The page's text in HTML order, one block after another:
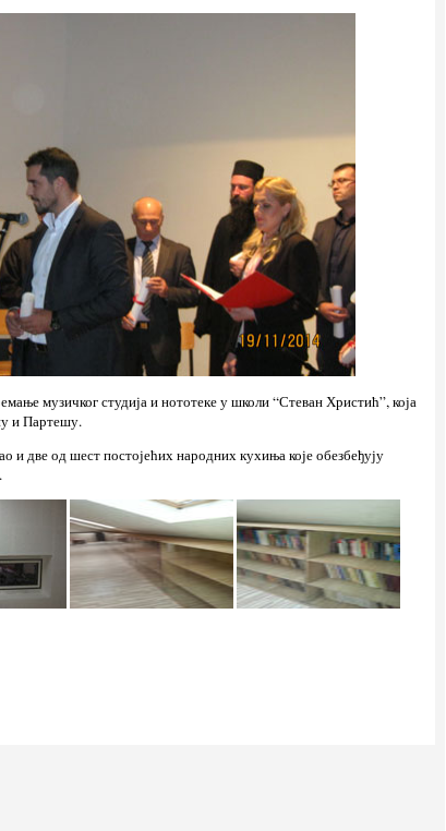
музичког студија и нототеке у школи “Стеван Христић”, која
и Партешу.
и две од шест постојећих народних кухиња које обезбеђују